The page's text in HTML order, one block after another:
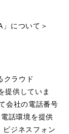
について＞
クラウド
提供していま
会社の電話番号
話環境を提供
ビジネスフォン